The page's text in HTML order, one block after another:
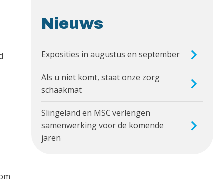
Nieuws
Exposities in augustus en september
Als u niet komt, staat onze zorg
schaakmat
Slingeland en MSC verlengen
samenwerking voor de komende
jaren